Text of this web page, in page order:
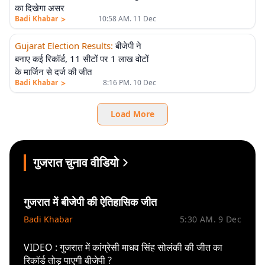
का दिखेगा असर
Badi Khabar > 10:58 AM. 11 Dec
Gujarat Election Results: बीजेपी ने
बनाए कई रिकॉर्ड, 11 सीटों पर 1 लाख वोटों
के मार्जिन से दर्ज की जीत
Badi Khabar > 8:16 PM. 10 Dec
Load More
गुजरात चुनाव वीडियो
गुजरात में बीजेपी की ऐतिहासिक जीत
Badi Khabar 5:30 AM. 9 Dec
VIDEO : गुजरात में कांग्रेसी माधव सिंह सोलंकी की जीत का
रिकॉर्ड तोड़ पाएगी बीजेपी ?